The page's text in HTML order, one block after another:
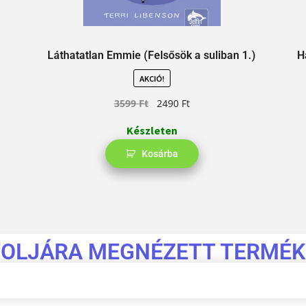
Láthatatlan Emmie (Felsősök a suliban 1.)
AKCIÓ!
3599Ft 2490 Ft
Készleten
Kosárba
MEGNÉZETT